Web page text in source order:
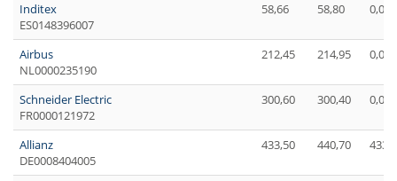
Inditex
ES0148396007
58,66 58,80 0,00
Airbus
NL0000235190
212,45 214,95 0,00
Schneider Electric
FR0000121972
300,60 300,40 0,00
Allianz
DE0008404005
433,50 440,70